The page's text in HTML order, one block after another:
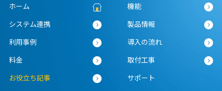
ホーム
機能
システム連携
製品情報
利用事例
導入の流れ
料金
取付工事
お役立ち記事
サポート